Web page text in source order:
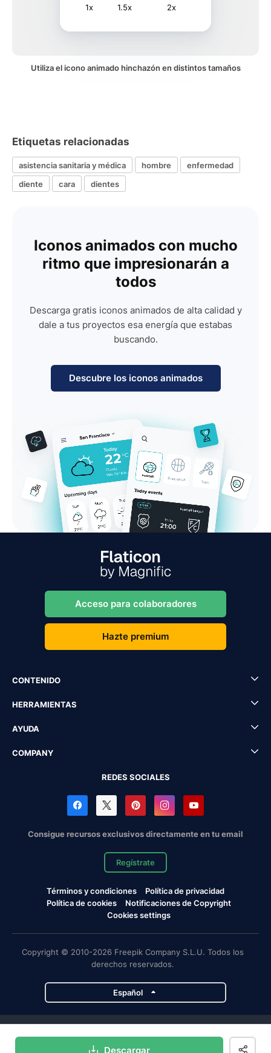
Descargar
1x 1.5x 2x
Utiliza el icono animado hinchazón en distintos tamaños
Etiquetas relacionadas
asistencia sanitaria y médica hombre
enfermedad
diente
cara dientes
Iconos animados con mucho
ritmo que impresionarán a
todos
Descarga gratis iconos animados de alta calidad y
dale a tus proyectos esa energía que estabas
buscando.
Descubre los iconos animados
Acceso para colaboradores
Hazte premium
CONTENIDO
HERRAMIENTAS
AYUDA
COMPANY
REDES SOCIALES
Consigue recursos exclusivos directamente en tu email
Regístrate
Términos y condiciones
Política de privacidad
Política de cookies
Notificaciones de Copyright
Cookies settings
Copyright © 2010-2026 Freepik Company S.L.U. Todos los
derechos reservados.
Español